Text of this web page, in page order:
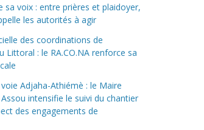
sa voix : entre prières et plaidoyer,
les autorités à agir
des coordinations de
Littoral : le RA.CO.NA renforce sa
Adjaha-Athiémè : le Maire
intensifie le suivi du chantier
des engagements de